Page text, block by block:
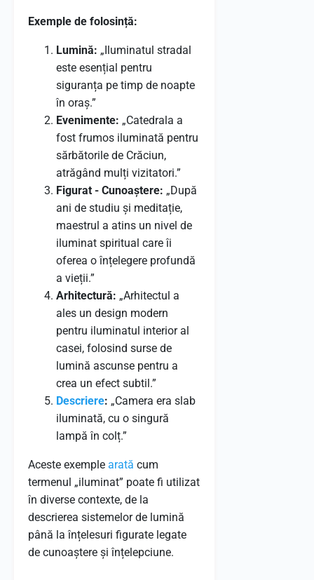
Exemple de folosință:
Lumină: „Iluminatul stradal
este esențial pentru
siguranța pe timp de noapte
în oraș.”
Evenimente: „Catedrala a
fost frumos iluminată pentru
sărbătorile de Crăciun,
atrăgând mulți vizitatori.”
Figurat - Cunoaștere: „După
ani de studiu și meditație,
maestrul a atins un nivel de
iluminat spiritual care îi
oferea o înțelegere profundă
a vieții.”
Arhitectură: „Arhitectul a
ales un design modern
pentru iluminatul interior al
casei, folosind surse de
lumină ascunse pentru a
crea un efect subtil.”
Descriere: „Camera era slab
iluminată, cu o singură
lampă în colț.”
Aceste exemple arată cum
termenul „iluminat” poate fi utilizat
în diverse contexte, de la
descrierea sistemelor de lumină
până la înțelesuri figurate legate
de cunoaștere și înțelepciune.